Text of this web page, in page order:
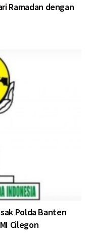
Ramadan dengan
Polda Banten
Cilegon